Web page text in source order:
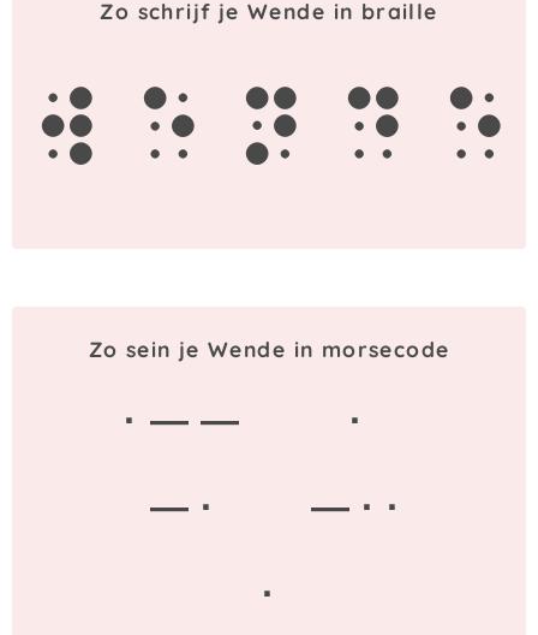
Zo schrijf je Wende in braille
w e n d e
Zo sein je Wende in morsecode
· — —
·
— ·
— · ·
·